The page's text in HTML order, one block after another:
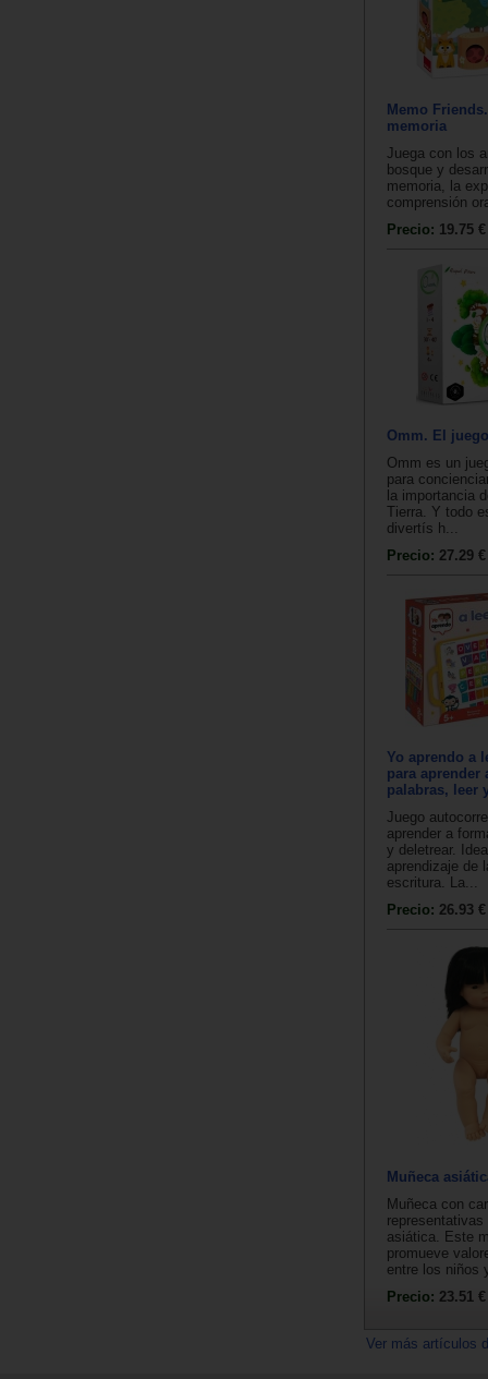
Memo
memoria
Juega con los
bosque y
memoria, la
comprensión
Precio: 19.75 €
Omm. El
Omm es un
para
la importancia
Tierra. Y todo
divertís h...
Precio: 27.29 €
Yo aprendo a
para aprender
palabras, leer
Juego
aprender a
y deletrear.
aprendizaje de
escritura. La...
Precio: 26.93 €
Muñeca
Muñeca con
asiática. Este
promueve
entre los niños
Precio: 23.51 €
Ver más artículos